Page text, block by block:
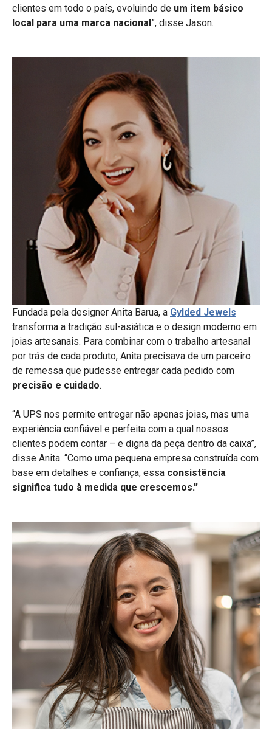
clientes em todo o país, evoluindo de um item básico
local para uma marca nacional”, disse Jason.
Fundada pela designer Anita Barua, a Gylded Jewels
transforma a tradição sul-asiática e o design moderno em
joias artesanais. Para combinar com o trabalho artesanal
por trás de cada produto, Anita precisava de um parceiro
de remessa que pudesse entregar cada pedido com
precisão e cuidado.
“A UPS nos permite entregar não apenas joias, mas uma
experiência confiável e perfeita com a qual nossos
clientes podem contar – e digna da peça dentro da caixa”,
disse Anita. “Como uma pequena empresa construída com
base em detalhes e confiança, essa consistência
significa tudo à medida que crescemos.”